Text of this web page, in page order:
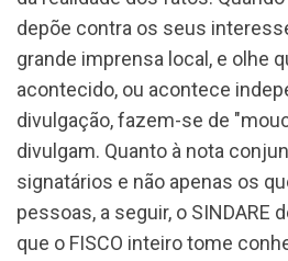
depõe contra os seus
grande imprensa local, e olhe
acontecido, ou acontece
divulgação, fazem-se de
divulgam. Quanto à nota
signatários e não apenas os
pessoas, a seguir, o SINDARE
que o FISCO inteiro tome